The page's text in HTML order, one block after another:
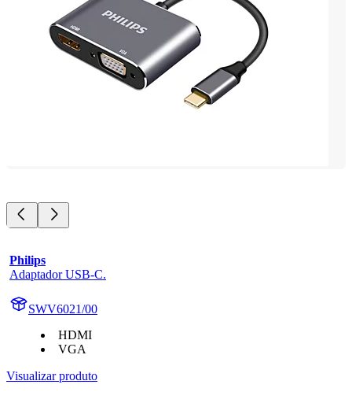
Philips
Adaptador USB-C.
SWV6021/00
HDMI
VGA
Visualizar produto